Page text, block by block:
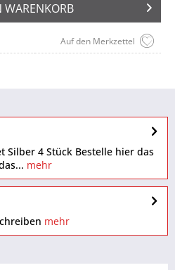
WARENKORB
Auf den Merkzettel
Silber 4 Stück Bestelle hier das
mehr
mehr